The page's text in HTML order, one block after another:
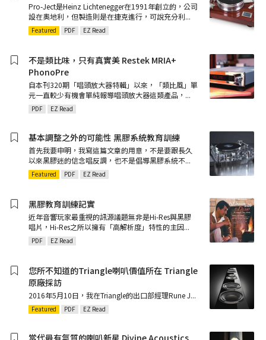
Pro-Ject是Heinz Lichtenegger在1991年創立的，公司
設在奧地利，但製造則是在捷克進行，可說充分利...
Featured PDF EZ Read
不是類比味，只有真實美 Restek MRIA+
PhonoPre
自本刊320期「唱頭放大器特輯」以來，「類比風」單
元一直較少有機會單純報導唱頭放大器這類產品， ...
PDF EZ Read
基本調整之外的可能性 黑膠系統教育訓練
首先我要申明，我寫這篇文章的用意，不是要跟長久
以來黑膠迷的信念唱反調，也不是倡導黑膠系統不...
Featured PDF EZ Read
黑膠教育訓練記實
近年音響玩家最重視的訊源議題無非是Hi-Res與黑膠
唱片，Hi-Res之所以擁有「高解析度」特性的主因...
PDF EZ Read
您所不知道的Triangle喇叭價值所在 Triangle
原廠採訪
2016年5月10日，我在Triangle的出口部經理Rune J...
Featured PDF EZ Read
當代最有氣質的喇叭新星 Divine Acoustics